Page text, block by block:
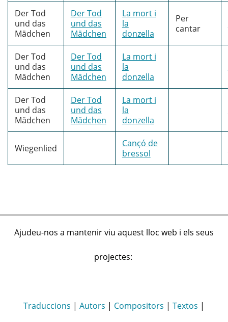
Der Tod
und das
Mädchen
Der Tod
und das
Mädchen
La mort i
la
donzella
Per
cantar
Der Tod
und das
Mädchen
Der Tod
und das
Mädchen
La mort i
la
donzella
Der Tod
und das
Mädchen
Der Tod
und das
Mädchen
La mort i
la
donzella
Wiegenlied
Cançó de
bressol
Ajudeu-nos a mantenir viu aquest lloc web i els seus
projectes:
Traduccions | Autors | Compositors | Textos |